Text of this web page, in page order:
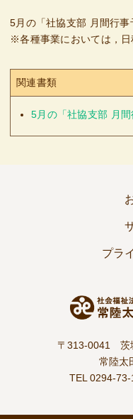
5月の「社協支部 月間行事
※各種事業においては，日
関連書類
5月の「社協支部 月間
プラ
〒313-0041 茨
常陸太
TEL 0294-73-